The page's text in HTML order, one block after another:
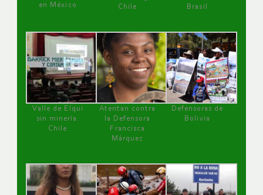
en México
Chile
Brasil
Valle de Elqui
sin minería.
Chile
Atentan contra
la Defensora
Francisca
Márquez
Defensoras de
Bolivia